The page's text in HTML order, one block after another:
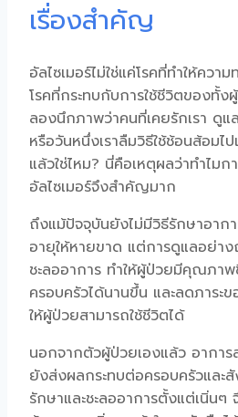
เรื่องสำคัญ
อัลไซเมอร์ไม่ใช่แค่โรคที่ทำให้ควา
โรคที่กระทบกับการใช้ชีวิตของทั้ง
ลองนึกภาพว่าคนที่เคยรักเรา ดูแล
หรือวันหนึ่งเราลืมวิธีใช้ช้อนส้อมไ
แล้วใช่ไหม? นี่คือเหตุผลว่าทำไม
อัลไซเมอร์จึงสำคัญมาก
ถึงแม้ปัจจุบันยังไม่มีวิธีรักษาอาก
อายุให้หายขาด แต่การดูแลอย่า
ชะลออาการ ทำให้ผู้ป่วยมีคุณภา
ครอบครัวได้นานขึ้น และลดภาร
ให้ผู้ป่วยสามารถใช้ชีวิตได้
นอกจากตัวผู้ป่วยเองแล้ว อาการ
ยังส่งผลกระทบต่อครอบครัวและ
รักษาและชะลออาการตั้งแต่เนิ่นๆ